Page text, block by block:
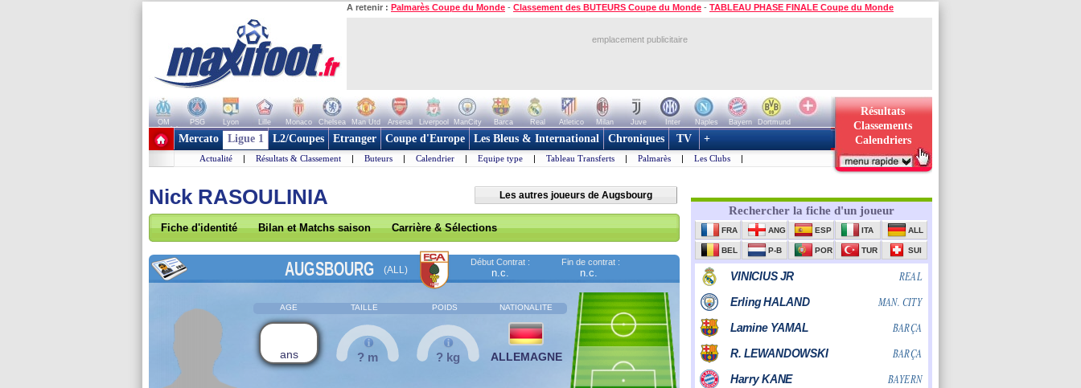
A retenir : Palmarès Coupe du Monde - Classement des BUTEURS Coupe du Monde - TABLEAU PHASE FINALE Coupe du Monde
emplacement publicitaire
OM PSG Lyon Lille Monaco Chelsea Man Utd Arsenal Liverpool ManCity Barca Real Atletico Milan Juve Inter Naples Bayern
Dortmund
+ de clubs
Résultats
Classements
Calendriers
Mercato Ligue 1 L2/Coupes Etranger Coupe d'Europe Les Bleus & International Chroniques TV +
Actualité | Résultats & Classement | Buteurs | Calendrier | Equipe type | Tableau Transferts | Palmarès | Les Clubs |
Nick RASOULINIA Les autres joueurs de Augsbourg
Fiche d'identité Bilan et Matchs saison Carrière & Sélections
AUGSBOURG (ALL)
Début Contrat :
n.c.
Fin de contrat :
n.c.
AGE TAILLE POIDS NATIONALITE
ans ? m ? kg ALLEMAGNE